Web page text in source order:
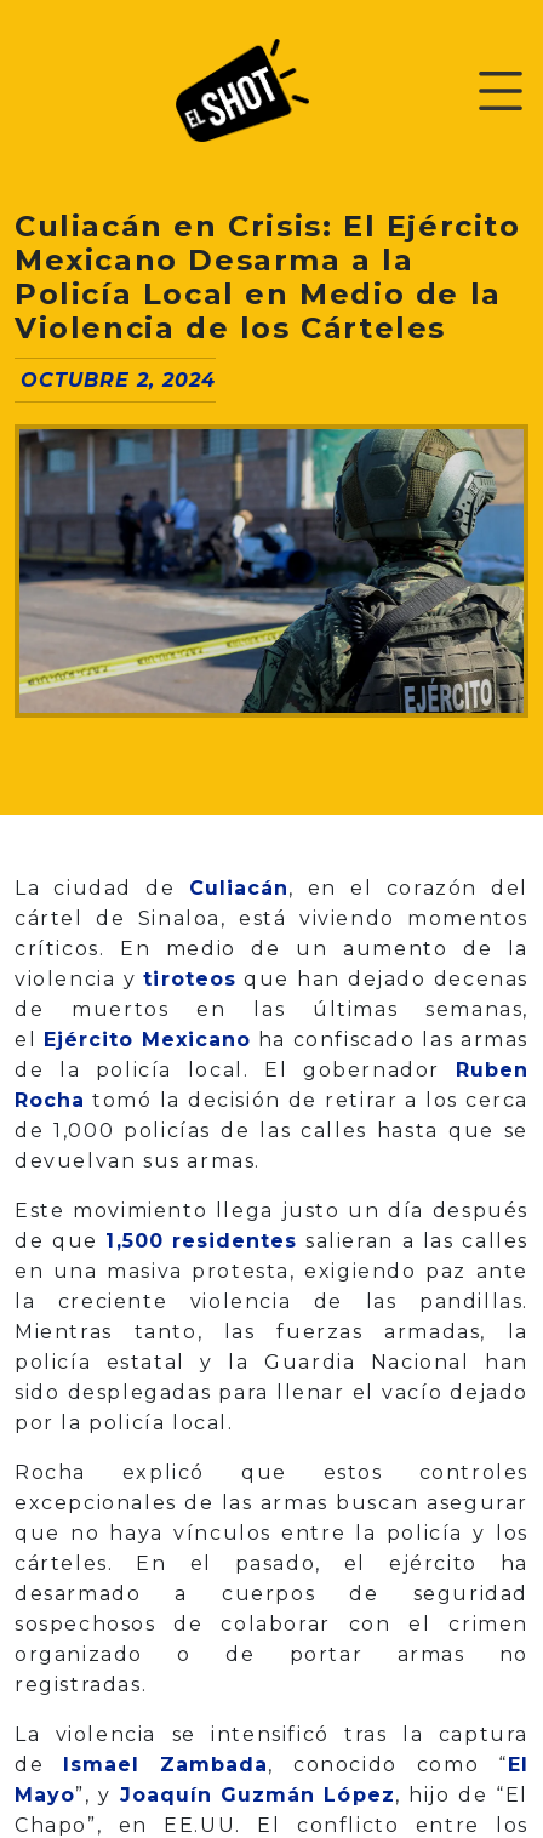
Culiacán en Crisis: El Ejército
Mexicano Desarma a la
Policía Local en Medio de la
Violencia de los Cárteles
OCTUBRE 2, 2024
La ciudad de Culiacán, en el corazón del
cártel de Sinaloa, está viviendo momentos
críticos. En medio de un aumento de la
violencia ytiroteos que han dejado decenas
de muertos en las últimas semanas,
el Ejército Mexicano ha confiscado las armas
de la policía local. El gobernador Ruben
Rocha tomó la decisión de retirar a los cerca
de 1,000 policías de las calles hasta que se
devuelvan sus armas.
Este movimiento llega justo un día después
de que 1,500 residentes salieran a las calles
en una masiva protesta, exigiendo paz ante
la creciente violencia de las pandillas.
Mientras tanto, las fuerzas armadas, la
policía estatal y la Guardia Nacional han
sido desplegadas para llenar el vacío dejado
por la policía local.
Rocha explicó que estos controles
excepcionales de las armas buscan asegurar
que no haya vínculos entre la policía y los
cárteles. En el pasado, el ejército ha
desarmado a cuerpos de seguridad
sospechosos de colaborar con el crimen
organizado o de portar armas no
registradas.
La violencia se intensificó tras la captura
de Ismael Zambada, conocido como “El
Mayo”, y Joaquín Guzmán López, hijo de “El
Chapo”, en EE.UU. El conflicto entre los